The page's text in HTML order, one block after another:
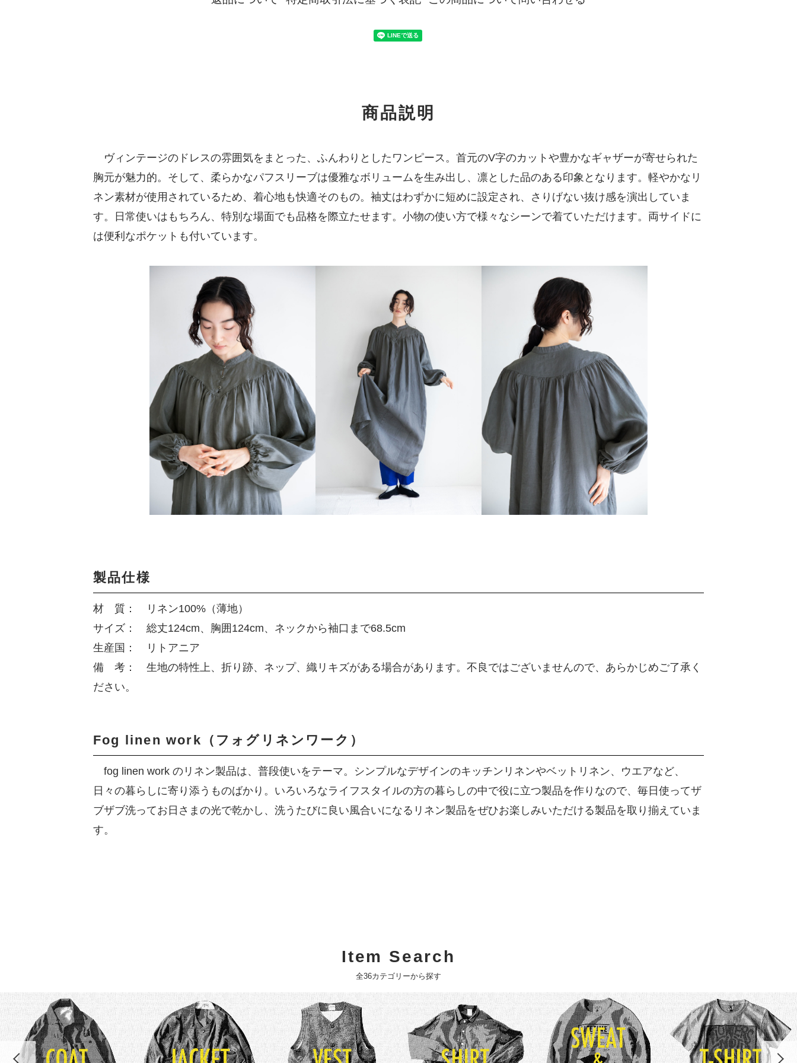
商品説明
ヴィンテージのドレスの雰囲気をまとった、ふんわりとしたワンピース。首元のV字のカットや豊かなギャザーが寄せられた
胸元が魅力的。そして、柔らかなパフスリーブは優雅なボリュームを生み出し、凛とした品のある印象となります。軽やかなリ
ネン素材が使用されているため、着心地も快適そのもの。袖丈はわずかに短めに設定され、さりげない抜け感を演出していま
す。日常使いはもちろん、特別な場面でも品格を際立たせます。小物の使い方で様々なシーンで着ていただけます。両サイドに
は便利なポケットも付いています。
製品仕様
材 質： リネン100%（薄地）
サイズ： 総丈124cm、胸囲124cm、ネックから袖口まで68.5cm
生産国： リトアニア
備 考： 生地の特性上、折り跡、ネップ、織リキズがある場合があります。不良ではございませんので、あらかじめご了承く
ださい。
Fog linen work（フォグリネンワーク）
fog linen work のリネン製品は、普段使いをテーマ。シンプルなデザインのキッチンリネンやベットリネン、ウエアなど、
日々の暮らしに寄り添うものばかり。いろいろなライフスタイルの方の暮らしの中で役に立つ製品を作りなので、毎日使ってザ
ブザブ洗ってお日さまの光で乾かし、洗うたびに良い風合いになるリネン製品をぜひお楽しみいただける製品を取り揃えていま
す。
Item Search
全36カテゴリーから探す